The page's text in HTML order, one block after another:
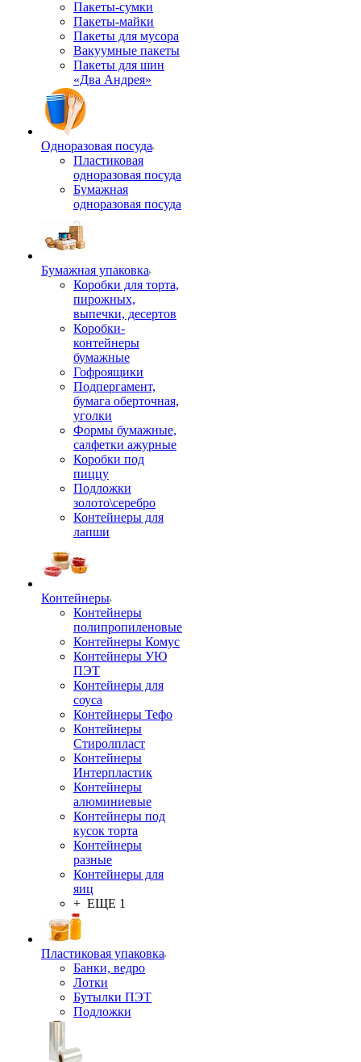
Пакеты-сумки
Пакеты-майки
Пакеты для мусора
Вакуумные пакеты
Пакеты для шин
«Два Андрея»
Одноразовая посуда
Пластиковая
одноразовая посуда
Бумажная
одноразовая посуда
Бумажная упаковка
Коробки для торта,
пирожных,
выпечки, десертов
Коробки-
контейнеры
бумажные
Гофроящики
Подпергамент,
бумага оберточная,
уголки
Формы бумажные,
салфетки ажурные
Коробки под
пиццу
Подложки
золото\серебро
Контейнеры для
лапши
Контейнеры
Контейнеры
полипропиленовые
Контейнеры Комус
Контейнеры УЮ
ПЭТ
Контейнеры для
соуса
Контейнеры Тефо
Контейнеры
Стиролпласт
Контейнеры
Интерпластик
Контейнеры
алюминиевые
Контейнеры под
кусок торта
Контейнеры
разные
Контейнеры для
яиц
+ ЕЩЕ 1
Пластиковая упаковка
Банки, ведро
Лотки
Бутылки ПЭТ
Подложки